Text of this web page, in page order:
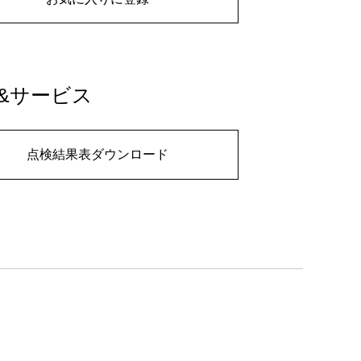
サービス
点検結果表ダウンロード